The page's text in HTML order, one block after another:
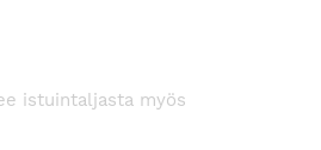
istuintaljasta myös